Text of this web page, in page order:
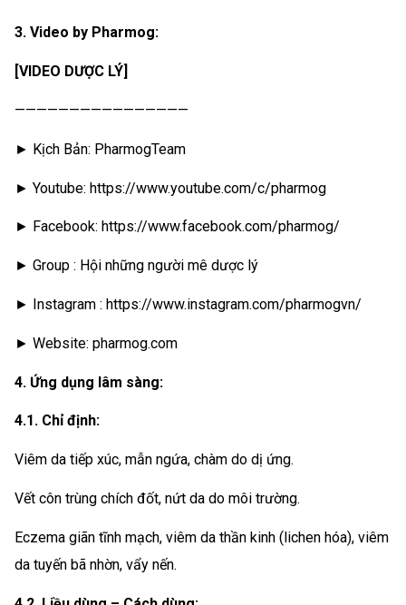
3. Video by Pharmog:
[VIDEO DƯỢC LÝ]
————————————————
► Kịch Bản: PharmogTeam
► Youtube: https://www.youtube.com/c/pharmog
► Facebook: https://www.facebook.com/pharmog/
► Group : Hội những người mê dược lý
► Instagram : https://www.instagram.com/pharmogvn/
► Website: pharmog.com
4. Ứng dụng lâm sàng:
4.1. Chỉ định:
Viêm da tiếp xúc, mẫn ngứa, chàm do dị ứng.
Vết côn trùng chích đốt, nứt da do môi trường.
Eczema giãn tĩnh mạch, viêm da thần kinh (lichen hóa), viêm
da tuyến bã nhờn, vẩy nến.